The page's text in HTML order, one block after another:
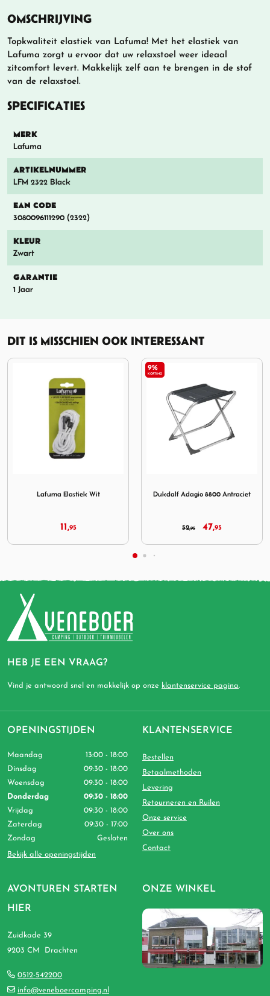
OMSCHRIJVING
Topkwaliteit elastiek van Lafuma! Met het elastiek van
Lafuma zorgt u ervoor dat uw relaxstoel weer ideaal
zitcomfort levert. Makkelijk zelf aan te brengen in de stof
van de relaxstoel.
SPECIFICATIES
MERK
Lafuma
ARTIKELNUMMER
LFM 2322 Black
EAN CODE
3080096111290 (2322)
KLEUR
Zwart
GARANTIE
1 Jaar
DIT IS MISSCHIEN OOK INTERESSANT
Dukdalf Adagio 8800 Antraciet Dometic Footrest Milano
29,
HEB JE EEN VRAAG?
Vind je antwoord snel en makkelijk op onze klantenservice pagina.
AVONTUREN STARTEN
HIER
Zuidkade 39
9203 CM Drachten
0512-542200
info@veneboercamping.nl
OPENINGSTIJDEN
Maandag
13:00 - 18:00
Dinsdag
09:30 - 18:00
Woensdag
09:30 - 18:00
Donderdag
09:30 - 18:00
Vrijdag
09:30 - 18:00
Zaterdag
09:30 - 17:00
Zondag
Gesloten
Bekijk alle openingstijden
KLANTENSERVICE
Bestellen
Betaalmethoden
Levering
Retourneren en Ruilen
Onze service
Over ons
Contact
ONZE WINKEL